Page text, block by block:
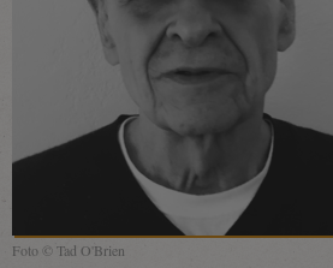
Foto © Tad O'Brien